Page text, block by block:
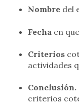
Nombre del
Fecha en
Criterios
actividades
Conclusión.
criterios